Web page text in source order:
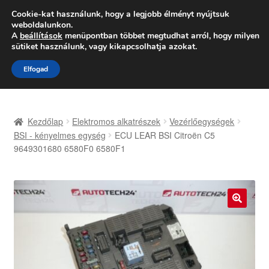
SZÁLLÍTÁS 2618 Ft-tól
Hétfő-Péntek 9:00–16:0006 80 088 054
Ugrás
a
navigációhoz
Kilépés
a
tartalomba
Adatvédelmi irányelvek
Kapcsolatba lépni
Kezdőlap Elektromos alkatrészek
Vezérlőegységek
BSI - kényelmes egység
ECU LEAR BSI Citroën C5
9649301680 6580F0 6580F1
🔍
Cookie-kat használunk, hogy a legjobb élményt nyújtsuk
weboldalunkon.
A beállítások menüpontban többet megtudhat arról, hogy milyen
sütiket használunk, vagy kikapcsolhatja azokat.
Elfogad